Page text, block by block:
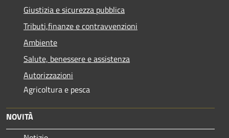
Giustizia e sicurezza pubblica
Tributi,finanze e contravvenzioni
Ambiente
Salute, benessere e assistenza
Autorizzazioni
Agricoltura e pesca
NOVITÀ